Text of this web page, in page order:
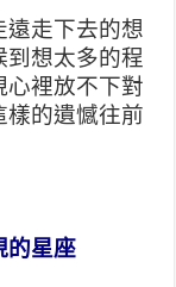
遠走下去的想
想太多的程
心裡放不下對
樣的遺憾往前
的星座